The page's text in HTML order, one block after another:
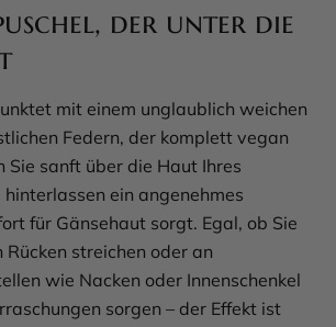
der unter die
mit einem unglaublich weichen
Federn, der komplett vegan
Sie sanft über die Haut Ihres
ein angenehmes
für Gänsehaut sorgt. Egal, ob Sie
streichen oder an
wie Nacken oder Innenschenkel
sorgen – der Effekt ist